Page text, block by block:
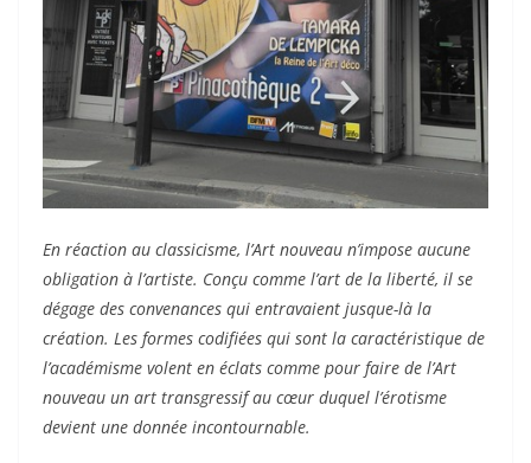
En réaction au classicisme, l’Art nouveau n’impose aucune
obligation à l’artiste. Conçu comme l’art de la liberté, il se
dégage des convenances qui entravaient jusque-là la
création. Les formes codifiées qui sont la caractéristique de
l’académisme volent en éclats comme pour faire de l’Art
nouveau un art transgressif au cœur duquel l’érotisme
devient une donnée incontournable.